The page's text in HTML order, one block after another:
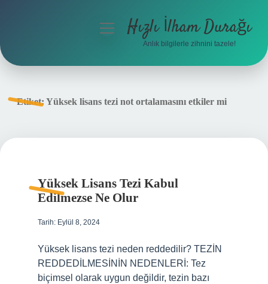
menüyüHızlı İlham Durağı
Anlık bilgilerle zihnini tazele!
Etiket: Yüksek lisans tezi not ortalamasını etkiler mi
Yüksek Lisans Tezi Kabul
Edilmezse Ne Olur
Tarih: Eylül 8, 2024
Yüksek lisans tezi neden reddedilir? TEZİN
REDDEDİLMESİNİN NEDENLERİ: Tez
biçimsel olarak uygun değildir, tezin bazı